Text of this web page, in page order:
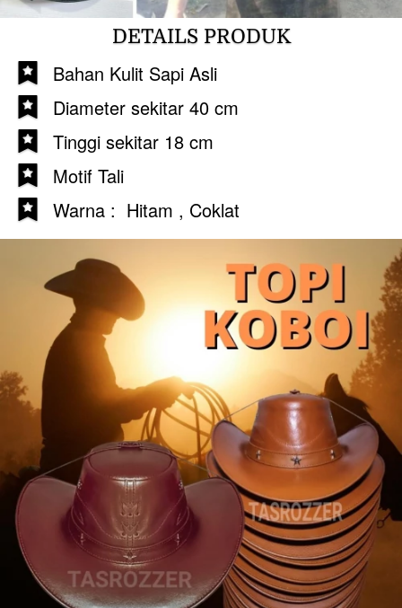
DETAILS PRODUK
Bahan Kulit Sapi Asli
Diameter sekitar 40 cm
Tinggi sekitar 18 cm
Motif Tali
Warna :  Hitam , Coklat